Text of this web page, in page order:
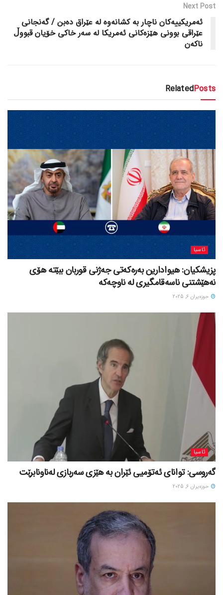
Next Post
ئەمریکییەکان ناچار بە کشانەوە لە عێراق دەبن / گەنجانی
عێراقی بوونی هێزەکانی ئەمریکا لە سەر خاکی خۆیان قبووڵ
ناکەن
RelatedPosts
ئاسیا
پزیشکیان: هیوادارین بەرەکەتی جەژنی قوربان ببێتە هۆی
نەهێشتنی ناسەقامگیری لە ناوچەکە
حوزه‌یران 6, 2025
ئاسیا
گەروسی: توانای ئەتۆمیی ئێران بە هێزی سەربازی لەناونابرێت
حوزه‌یران 6, 2025